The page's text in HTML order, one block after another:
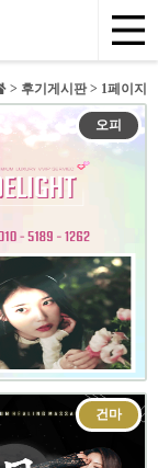
> 후기게시판 > 1페이지
오피
건마